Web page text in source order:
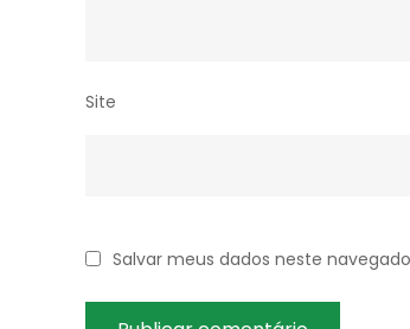
Site
Salvar meus dados neste